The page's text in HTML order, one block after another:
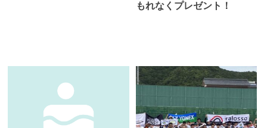
もれなくプレゼント！